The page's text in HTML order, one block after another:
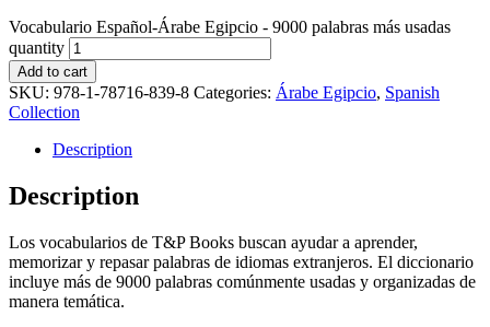
Vocabulario Español-Árabe Egipcio - 9000 palabras más usadas
quantity
Add to cart
SKU: 978-1-78716-839-8 Categories: Árabe Egipcio, Spanish
Collection
Description
Description
Los vocabularios de T&P Books buscan ayudar a aprender,
memorizar y repasar palabras de idiomas extranjeros. El diccionario
incluye más de 9000 palabras comúnmente usadas y organizadas de
manera temática.